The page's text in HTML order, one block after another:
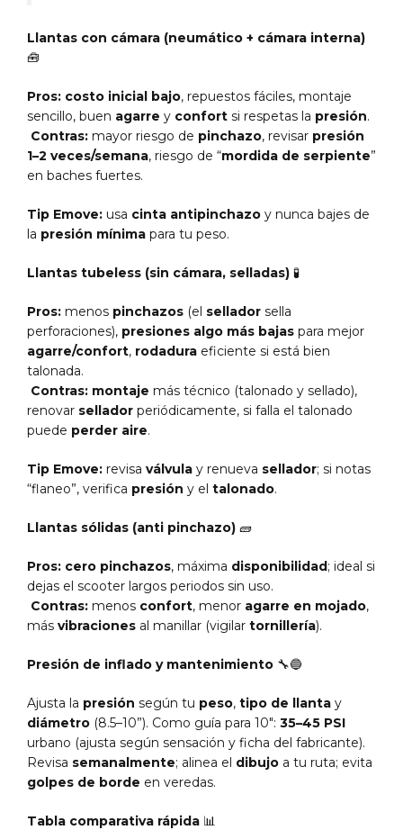
Llantas con cámara (neumático + cámara interna)
🧰
Pros: costo inicial bajo, repuestos fáciles, montaje
sencillo, buen agarre y confort si respetas la presión.
Contras: mayor riesgo de pinchazo, revisar presión
1–2 veces/semana, riesgo de “mordida de serpiente”
en baches fuertes.
Tip Emove: usa cinta antipinchazo y nunca bajes de
la presión mínima para tu peso.
Llantas tubeless (sin cámara, selladas) 🧪
Pros: menos pinchazos (el sellador sella
perforaciones), presiones algo más bajas para mejor
agarre/confort, rodadura eficiente si está bien
talonada.
Contras: montaje más técnico (talonado y sellado),
renovar sellador periódicamente, si falla el talonado
puede perder aire.
Tip Emove: revisa válvula y renueva sellador; si notas
“flaneo”, verifica presión y el talonado.
Llantas sólidas (anti pinchazo) 🧱
Pros: cero pinchazos, máxima disponibilidad; ideal si
dejas el scooter largos periodos sin uso.
Contras: menos confort, menor agarre en mojado,
más vibraciones al manillar (vigilar tornillería).
Presión de inflado y mantenimiento 🔧🔵
Ajusta la presión según tu peso, tipo de llanta y
diámetro (8.5–10”). Como guía para 10″: 35–45 PSI
urbano (ajusta según sensación y ficha del fabricante).
Revisa semanalmente; alinea el dibujo a tu ruta; evita
golpes de borde en veredas.
Tabla comparativa rápida 📊